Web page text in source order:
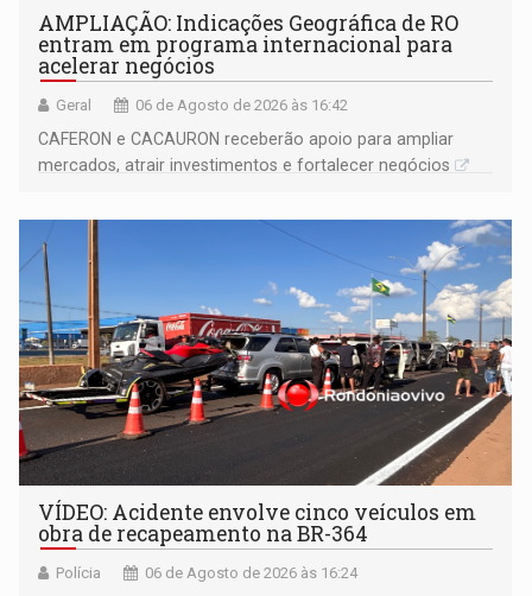
AMPLIAÇÃO: Indicações Geográfica de RO
entram em programa internacional para
acelerar negócios
Geral 06 de Agosto de 2026 às 16:42
CAFERON e CACAURON receberão apoio para ampliar
mercados, atrair investimentos e fortalecer negócios
VÍDEO: Acidente envolve cinco veículos em
obra de recapeamento na BR-364
Polícia 06 de Agosto de 2026 às 16:24